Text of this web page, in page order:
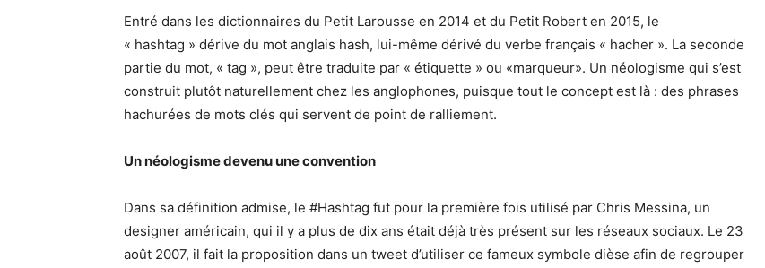
Entré dans les dictionnaires du Petit Larousse en 2014 et du Petit Robert en 2015, le
« hashtag » dérive du mot anglais hash, lui-même dérivé du verbe français « hacher ». La seconde
partie du mot, « tag », peut être traduite par « étiquette » ou «marqueur». Un néologisme qui s’est
construit plutôt naturellement chez les anglophones, puisque tout le concept est là : des phrases
hachurées de mots clés qui servent de point de ralliement.
Un néologisme devenuune convention
Dans sa définition admise, le #Hashtag fut pour la première fois utilisé par Chris Messina, un
designer américain, qui il y a plus de dix ans était déjà très présent sur les réseaux sociaux. Le 23
août 2007, il fait la proposition dans un tweet d’utiliser ce fameux symbole dièse afin de regrouper